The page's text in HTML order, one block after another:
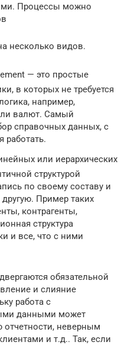
Процессы можно
несколько видов.
— это простые
в которых не требуется
например,
валют. Cамый
справочных данных, с
работать.
или иерархических
структурой
по своему составу и
Пример таких
контрагенты,
структура
и все, что с ними
обязательной
и слияние
работа с
данными может
отчетности, неверным
и т.д.. Так, если